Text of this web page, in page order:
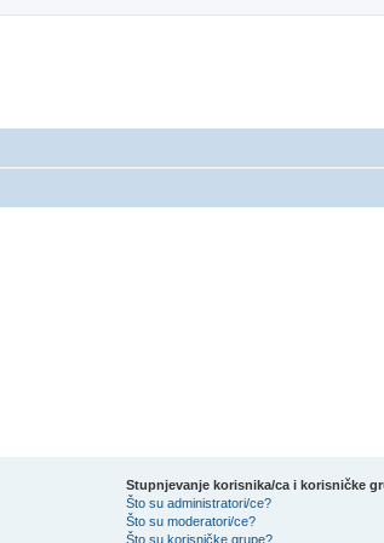
Stupnjevanje korisnika/ca i korisničke
Što su administratori/ce?
Što su moderatori/ce?
Što su korisničke grupe?